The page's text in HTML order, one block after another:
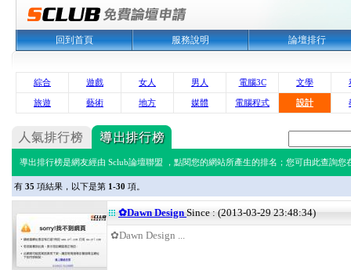
回到首頁 服務說明 論壇排行
綜合 遊戲 女人 男人 電腦3C 文學
旅遊 藝術 地方 媒體 電腦程式 設計
導出排行榜是網友經由 Sclub論壇聯盟 ，點閱您的網站所產生的排名；您可由此查詢您
有 35 項結果，以下是第 1-30 項。
✿Dawn Design Since : (2013-03-29 23:48:34)
✿Dawn Design ...